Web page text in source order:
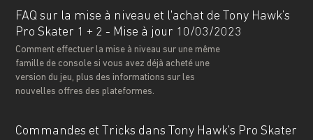
FAQ sur la mise à niveau et l'achat de Tony Hawk’s
Pro Skater 1 + 2 - Mise à jour 10/03/2023
Comment effectuer la mise à niveau sur une même
famille de console si vous avez déjà acheté une
version du jeu, plus des informations sur les
nouvelles offres des plateformes.
Commandes et Tricks dans Tony Hawk's Pro Skater